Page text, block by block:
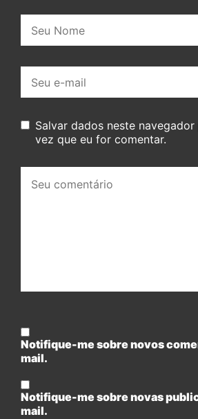
mail:
Salvar dados neste
vez que eu for comentar.
comentário:
Notifique-me sobre novos
mail.
Notifique-me sobre novas
mail.